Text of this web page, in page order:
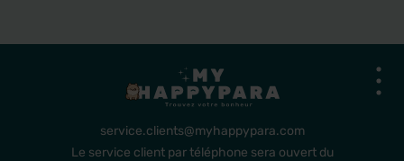
service.clients@myhappypara.com
Le service client par téléphone sera ouvert du